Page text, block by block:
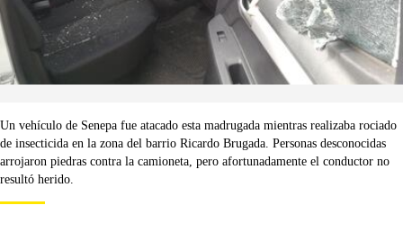
Un vehículo de Senepa fue atacado esta madrugada mientras realizaba rociado
de insecticida en la zona del barrio Ricardo Brugada. Personas desconocidas
arrojaron piedras contra la camioneta, pero afortunadamente el conductor no
resultó herido.